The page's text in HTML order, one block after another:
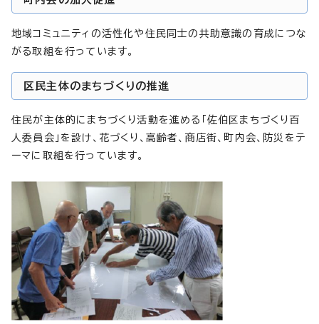
地域コミュニティの活性化や住民同士の共助意識の育成につな
がる取組を行っています。
区民主体のまちづくりの推進
住民が主体的にまちづくり活動を進める「佐伯区まちづくり百
人委員会」を設け、花づくり、高齢者、商店街、町内会、防災をテ
ーマに取組を行っています。